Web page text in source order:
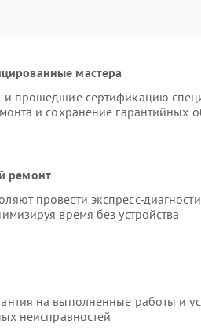
мастера
и прошедшие сертификацию
и сохранение гарантийных
ремонт
провести экспресс-
время без устройства
на выполненные работы и
неисправностей